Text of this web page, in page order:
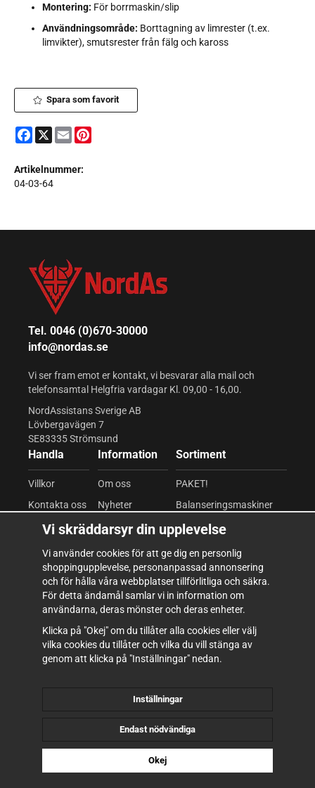
Montering: För borrmaskin/slip
Användningsområde: Borttagning av limrester (t.ex.
limvikter), smutsrester från fälg och kaross
Spara som favorit
Facebook
X Email
Artikelnummer:
04-03-64
Tel. 0046 (0)670-30000
info@nordas.se
Vi ser fram emot er kontakt, vi besvarar alla mail och
telefonsamtal Helgfria vardagar Kl. 09,00 - 16,00.
NordAssistans Sverige AB
Lövbergavägen 7
SE83335 Strömsund
Handla
Villkor
Kontakta oss
Mina favoriter
Logga in
Information
Om oss
Nyheter
Om cookies
Integritetspolicy
Sortiment
PAKET!
Balanseringsmaskiner
Däckomläggare
Fordonslyftar
Kompressor & Pneumatik
Verkstadsutrustning
Verktyg & Inredning
Förbrukning
Drift & produktion:Wikinggruppen
Vi skräddarsyr din upplevelse
Vi använder cookies för att ge dig en personlig
shoppingupplevelse, personanpassad annonsering
och för hålla våra webbplatser tillförlitliga och säkra.
För detta ändamål samlar vi in information om
användarna, deras mönster och deras enheter.
Klicka på "Okej" om du tillåter alla cookies eller välj
vilka cookies du tillåter och vilka du vill stänga av
genom att klicka på "Inställningar" nedan.
Inställningar
Endast nödvändiga
Okej